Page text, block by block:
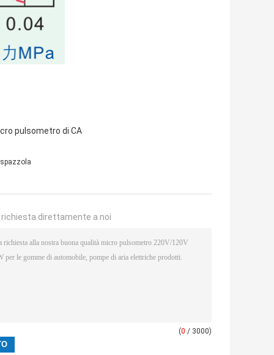
pulsometro di CA
richiesta direttamente a noi
(0 / 3000)